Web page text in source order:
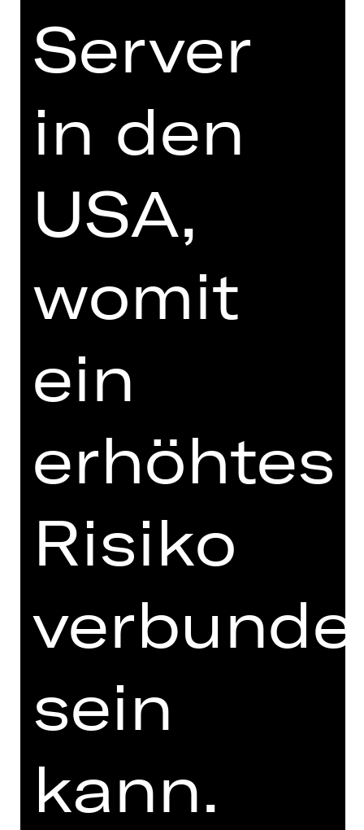
ABONNEMENT-BESTELLUNG
Schauspielhaus-Abo Mittwoch: B
gleich hier bequem online bestellen.
Preisgruppe Erw.
Preisgruppe U27
** Mindestens eine Anzahl ausfüllen
Server
in den
USA,
womit
ein
erhöhtes
Risiko
sein
kann.